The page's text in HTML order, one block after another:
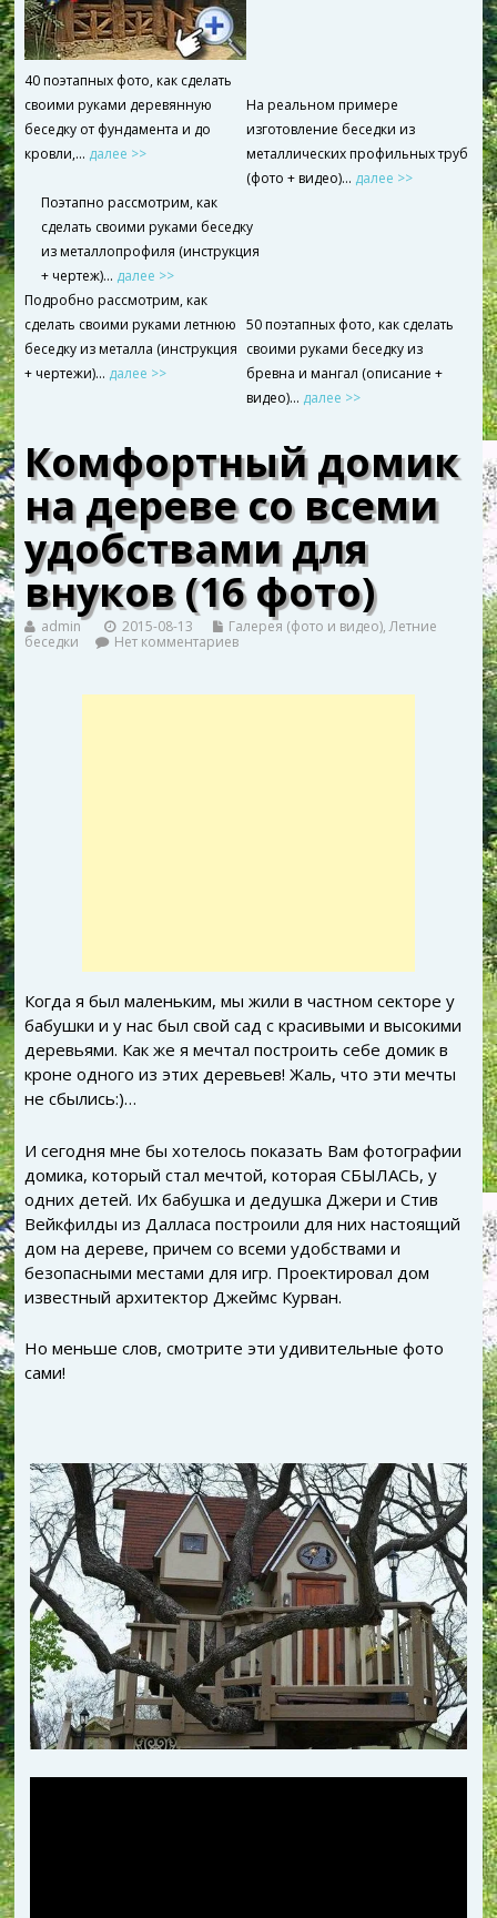
40 поэтапных фото, как сделать
своими руками деревянную
беседку от фундамента и до
кровли,... далее >>
На реальном примере
изготовление беседки из
металлических профильных труб
(фото + видео)… далее >>
Поэтапно рассмотрим, как
сделать своими руками беседку
из металлопрофиля (инструкция
+ чертеж)… далее >>
Подробно рассмотрим, как
сделать своими руками летнюю
беседку из металла (инструкция
+ чертежи)… далее >>
50 поэтапных фото, как сделать
своими руками беседку из
бревна и мангал (описание +
видео)… далее >>
Комфортный домик
на дереве со всеми
удобствами для
внуков (16 фото)
admin 2015-08-13 Галерея (фото и видео),Летние
беседки
Нет комментариев
Когда я был маленьким, мы жили в частном секторе у
бабушки и у нас был свой сад с красивыми и высокими
деревьями. Как же я мечтал построить себе домик в
кроне одного из этих деревьев! Жаль, что эти мечты
не сбылись:)…
И сегодня мне бы хотелось показать Вам фотографии
домика, который стал мечтой, которая СБЫЛАСЬ, у
одних детей. Их бабушка и дедушка Джери и Стив
Вейкфилды из Далласа построили для них настоящий
дом на дереве, причем со всеми удобствами и
безопасными местами для игр. Проектировал дом
известный архитектор Джеймс Курван.
Но меньше слов, смотрите эти удивительные фото
сами!